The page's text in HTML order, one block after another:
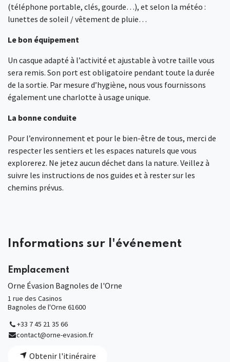
(téléphone portable, clés, gourde…), et selon la météo :
lunettes de soleil / vêtement de pluie…
Le bon équipement
Un casque adapté à l’activité et ajustable à votre taille vous
sera remis. Son port est obligatoire pendant toute la durée
de la sortie. Par mesure d’hygiène, nous vous fournissons
également une charlotte à usage unique.
La bonne conduite
Pour l’environnement et pour le bien-être de tous, merci de
respecter les sentiers et les espaces naturels que vous
explorerez. Ne jetez aucun déchet dans la nature. Veillez à
suivre les instructions de nos guides et à rester sur les
chemins prévus.
Informations sur l'événement
Emplacement
Orne Évasion Bagnoles de l'Orne
1 rue des Casinos
Bagnoles de l'Orne 61600
+33 7 45 21 35 66
contact@orne-evasion.fr
Obtenir l'itinéraire